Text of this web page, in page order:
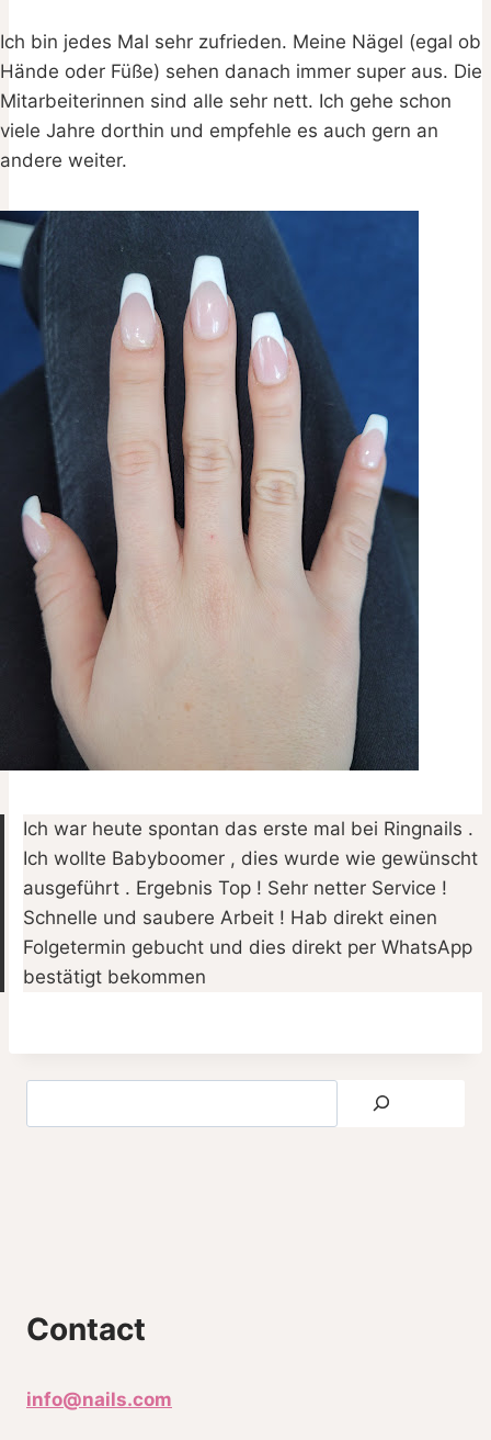
Ich bin jedes Mal sehr zufrieden. Meine Nägel (egal ob
Hände oder Füße) sehen danach immer super aus. Die
Mitarbeiterinnen sind alle sehr nett. Ich gehe schon
viele Jahre dorthin und empfehle es auch gern an
andere weiter.
Ich war heute spontan das erste mal bei Ringnails .
Ich wollte Babyboomer , dies wurde wie gewünscht
ausgeführt . Ergebnis Top ! Sehr netter Service !
Schnelle und saubere Arbeit ! Hab direkt einen
Folgetermin gebucht und dies direkt per WhatsApp
bestätigt bekommen
Contact
info@nails.com